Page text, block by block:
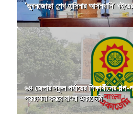
‘ভুবনজোড়া শেখ হাসিনার আসনখানি’
৬৪ জেলার স্কুল পর্যায়ের শিক্ষার্থীদের
প্রকাশনা করবে বাংলা একাডেমি